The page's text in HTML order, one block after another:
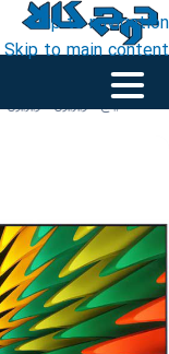
Skip to navigation
Skip to main content
خانه‹85 اینج /تلویزیون/تلویزیون 4K